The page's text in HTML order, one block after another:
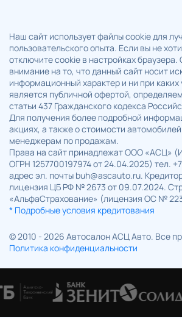
Наш сайт использует файлы cookie для
пользовательского опыта. Если вы не
отключите cookie в настройках
внимание на то, что данный сайт носит
информационный характер и ни при каких
является публичной офертой,
статьи 437 Гражданского кодекса
Для получения более подробной
акциях, а также о стоимости
менеджерам по продажам.
Права на сайт принадлежат ООО «АСЦ»
ОГРН 1257700197974 от 24.04.2025) тел.
адрес эл. почты buh@ascauto.ru.
лицензия ЦБ РФ № 2673 от 09.07.2024.
«АльфаСтрахование» (лицензия ОС №
* Подробные условия кредитования
© 2010 - 2026 Автосалон АСЦ Авто. Все
Политика конфиденциальности